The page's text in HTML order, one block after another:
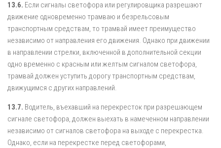
13.6. Если сигналы светофора или регулировщика разрешают
движение одновременно трамваю и безрельсовым
транспортным средствам, то трамвай имеет преимущество
независимо от направления его движения. Однако при движении
в направлении стрелки, включенной в дополнительной секции
одно временно с красным или желтым сигналом светофора,
трамвай должен уступить дорогу транспортным средствам,
движущимся с других направлений.
13.7. Водитель, въехавший на перекресток при разрешающем
сигнале светофора, должен выехать в намеченном направлении
независимо от сигналов светофора на выходе с перекрестка.
Однако, если на перекрестке перед светофорами,